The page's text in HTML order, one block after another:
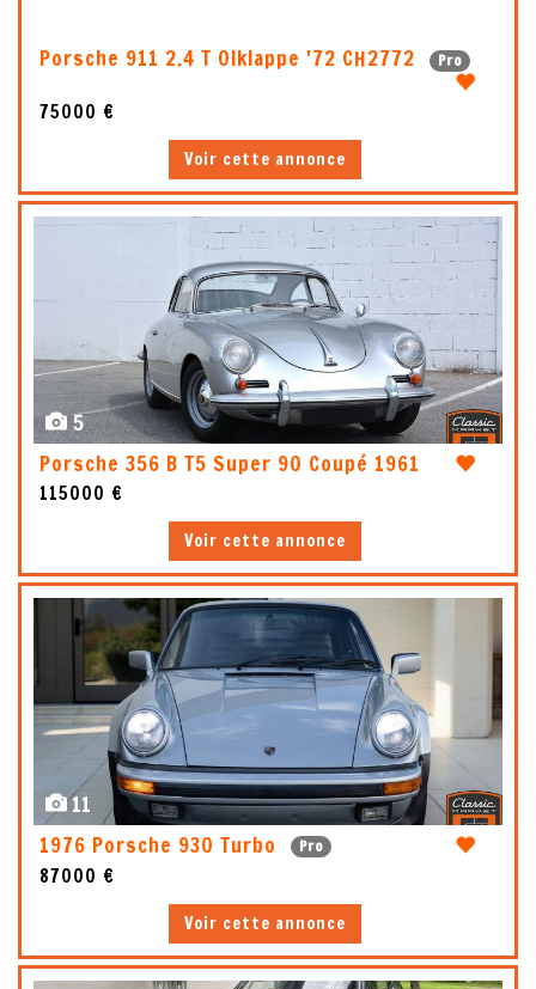
Porsche 911 2.4 T Olklappe '72 CH2772 Pro
75000 €
Voir cette annonce
5
Porsche 356 B T5 Super 90 Coupé 1961
115000 €
Voir cette annonce
11
1976 Porsche 930 Turbo Pro
87000 €
Voir cette annonce